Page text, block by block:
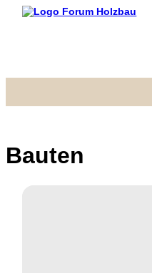
Bauten